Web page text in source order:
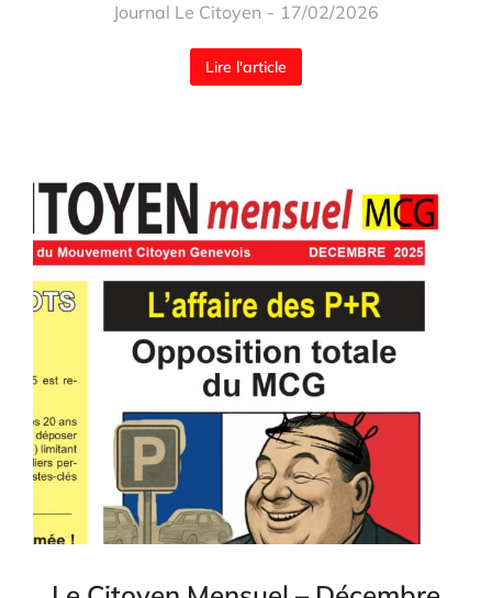
Journal Le Citoyen 17/02/2026
Lire l'article